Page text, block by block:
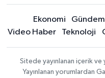
Ekonomi Gündem
Video Haber
Teknoloji
Sitede yayınlanan içerik ve
Yayınlanan yorumlardan